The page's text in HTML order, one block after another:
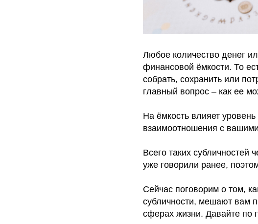
Любое количество денег
финансовой ёмкости. То
собрать, сохранить или
главный вопрос – как ее
На ёмкость влияет уровень
взаимоотношения с
Всего таких
уже говорили ранее,
Сейчас поговорим о том,
субличности, мешают вам
сферах жизни. Давайте по